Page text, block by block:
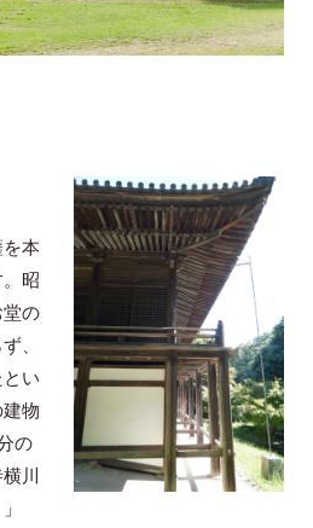
本
昭
の
、
い
物
の
川